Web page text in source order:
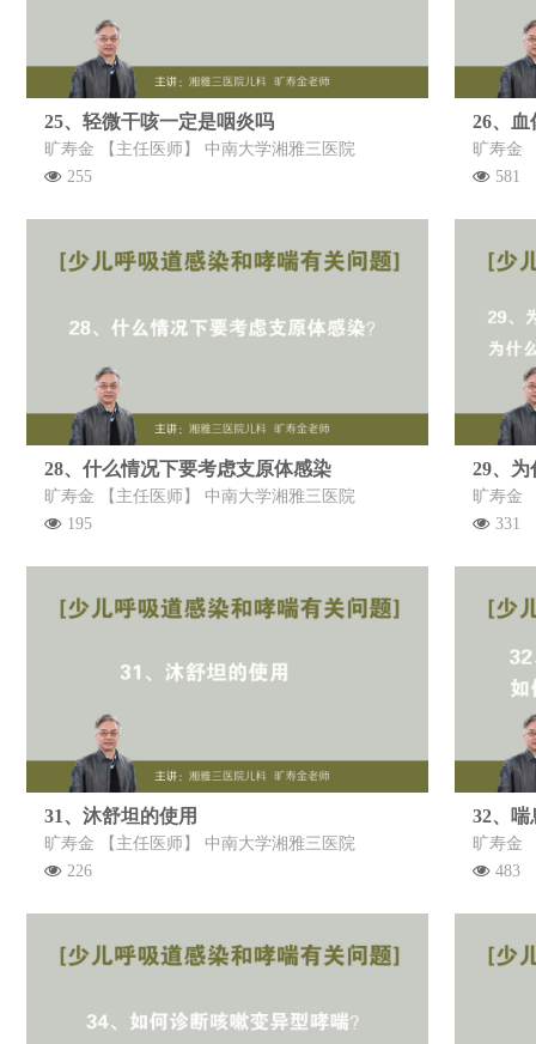
25、轻微干咳一定是咽炎吗
旷寿金 【主任医师】 中南大学湘雅三医院
255
旷寿金
581
28、什么情况下要考虑支原体感染
旷寿金 【主任医师】 中南大学湘雅三医院
195
旷寿金
331
31、沐舒坦的使用
旷寿金 【主任医师】 中南大学湘雅三医院
226
旷寿金
483